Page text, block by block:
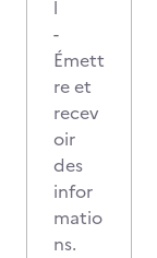
l
-
Émett
re et
recev
oir
des
infor
matio
ns.